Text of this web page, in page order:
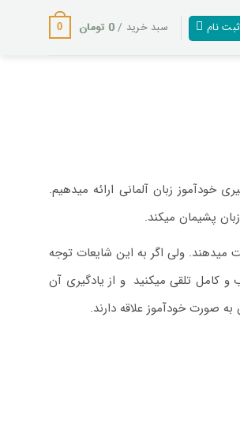
نام سبد خرید /0 تومان 0
خود یادبگیرید ما به شما ۸ توصیه مفید برای یادگیری خودآموز زبان آلمانی ارائه میدهیم.
پشیمان میکند.
میدهند. ولی اگر به این شایعات توجه
و کامل تلقی میکنید و از یادگیری آن
به صورت خودآموز علاقه دارند.